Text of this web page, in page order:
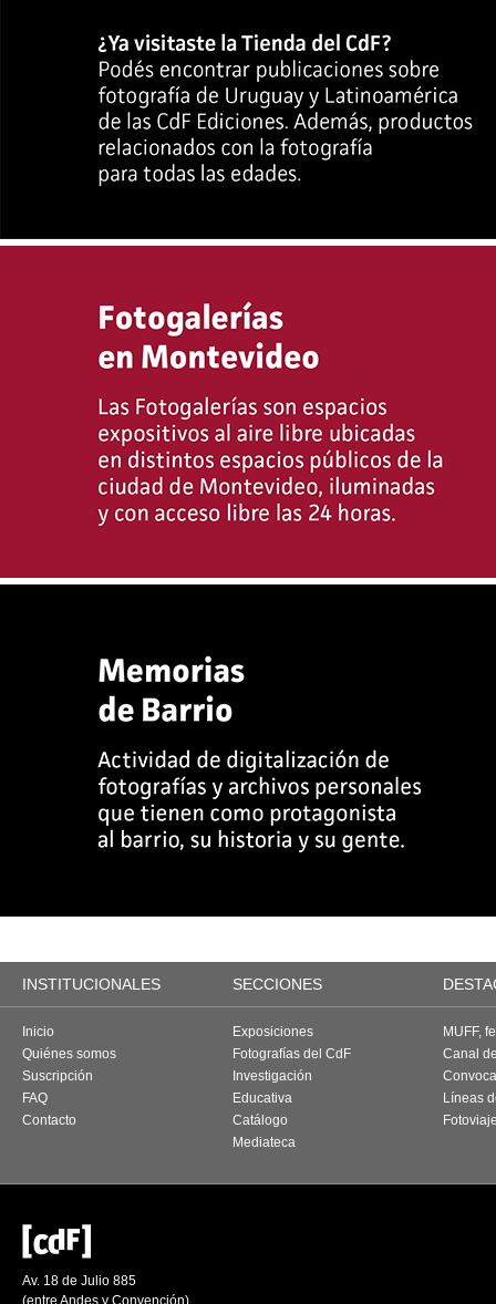
INSTITUCIONALES SECCIONES
Inicio
Quiénes somos
Suscripción
FAQ
Contacto
Exposiciones
Fotografías del CdF
Investigación
Educativa
Catálogo
Mediateca
MUFF,
Canal
Líneas
Av. 18 de Julio 885
(entre Andes y Convención)